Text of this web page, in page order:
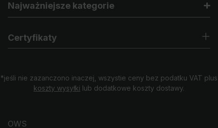
Najważniejsze kategorie
Certyfikaty
*jeśli nie zazanczono inaczej, wszystie ceny bez podatku VAT plus
koszty wysyłki lub dodatkowe koszty dostawy.
OWS